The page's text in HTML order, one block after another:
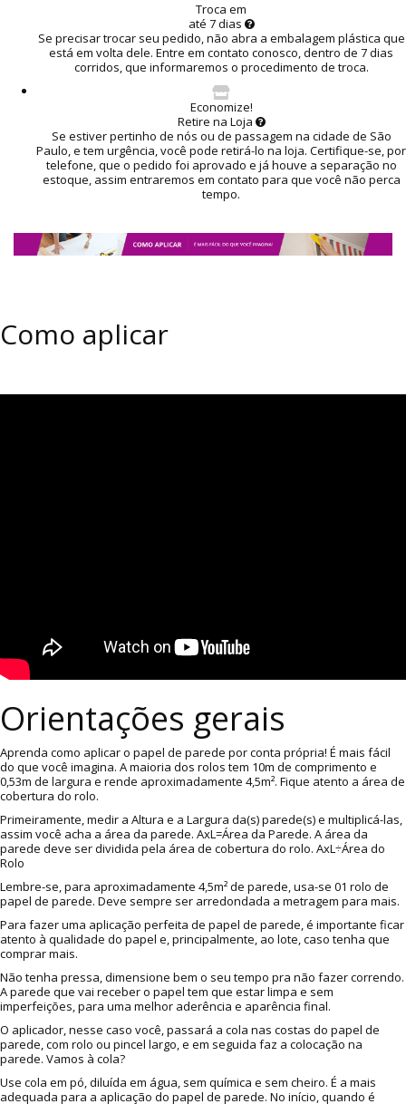
Troca em
até 7 dias
Se precisar trocar seu pedido, não abra a embalagem plástica que
está em volta dele. Entre em contato conosco, dentro de 7 dias
corridos, que informaremos o procedimento de troca.
Economize!
Retire na Loja
Se estiver pertinho de nós ou de passagem na cidade de São
Paulo, e tem urgência, você pode retirá-lo na loja. Certifique-se, por
telefone, que o pedido foi aprovado e já houve a separação no
estoque, assim entraremos em contato para que você não perca
tempo.
Como aplicar
Orientações gerais
Aprenda como aplicar o papel de parede por conta própria! É mais fácil
do que você imagina. A maioria dos rolos tem 10m de comprimento e
0,53m de largura e rende aproximadamente 4,5m². Fique atento a área de
cobertura do rolo.
Primeiramente, medir a Altura e a Largura da(s) parede(s) e multiplicá-las,
assim você acha a área da parede. AxL=Área da Parede. A área da
parede deve ser dividida pela área de cobertura do rolo. AxL÷Área do
Rolo
Lembre-se, para aproximadamente 4,5m² de parede, usa-se 01 rolo de
papel de parede. Deve sempre ser arredondada a metragem para mais.
Para fazer uma aplicação perfeita de papel de parede, é importante ficar
atento à qualidade do papel e, principalmente, ao lote, caso tenha que
comprar mais.
Não tenha pressa, dimensione bem o seu tempo pra não fazer correndo.
A parede que vai receber o papel tem que estar limpa e sem
imperfeições, para uma melhor aderência e aparência final.
O aplicador, nesse caso você, passará a cola nas costas do papel de
parede, com rolo ou pincel largo, e em seguida faz a colocação na
parede. Vamos à cola?
Use cola em pó, diluída em água, sem química e sem cheiro. É a mais
adequada para a aplicação do papel de parede. No início, quando é